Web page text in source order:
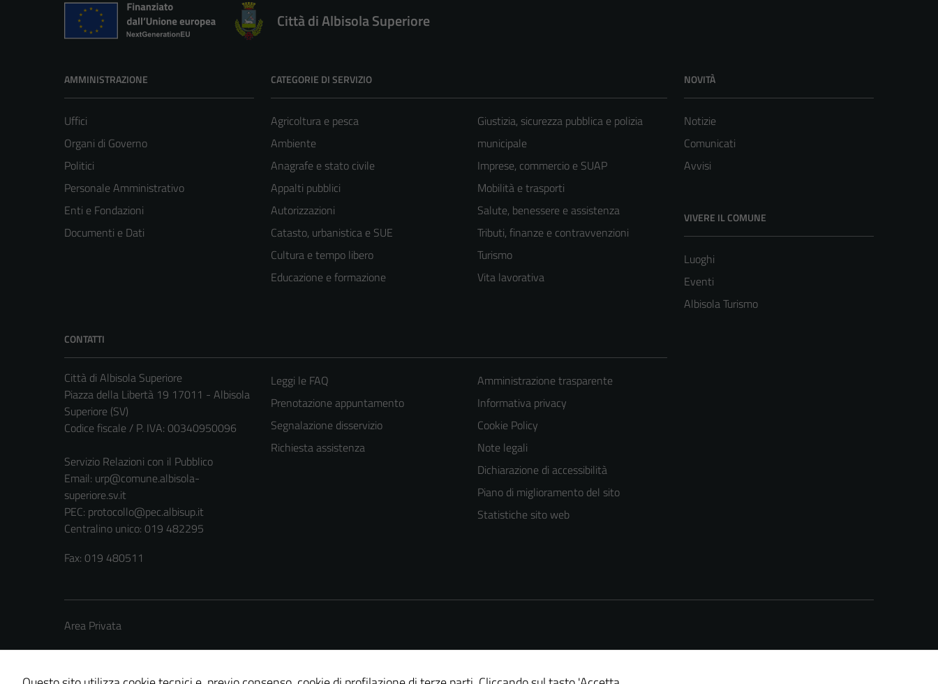
Città di Albisola Superiore
AMMINISTRAZIONE
Uffici
Organi di Governo
Politici
Personale Amministrativo
Enti e Fondazioni
Documenti e Dati
CATEGORIE DI SERVIZIO
Agricoltura e pesca
Ambiente
Anagrafe e stato civile
Appalti pubblici
Autorizzazioni
Catasto, urbanistica e SUE
Cultura e tempo libero
Educazione e formazione
Giustizia, sicurezza pubblica e polizia
municipale
Imprese, commercio e SUAP
Mobilità e trasporti
Salute, benessere e assistenza
Tributi, finanze e contravvenzioni
Turismo
Vita lavorativa
NOVITÀ
Notizie
Comunicati
Avvisi
VIVERE IL COMUNE
Luoghi
Eventi
Albisola Turismo
CONTATTI
Città di Albisola Superiore
Piazza della Libertà 19 17011 - Albisola
Superiore (SV)
Codice fiscale / P. IVA: 00340950096
Servizio Relazioni con il Pubblico
Email: urp@comune.albisola-
superiore.sv.it
PEC: protocollo@pec.albisup.it
Centralino unico: 019 482295
Fax: 019 480511
Leggi le FAQ
Prenotazione appuntamento
Segnalazione disservizio
Richiesta assistenza
Amministrazione trasparente
Informativa privacy
Cookie Policy
Note legali
Dichiarazione di accessibilità
Piano di miglioramento del sito
Statistiche sito web
Area Privata